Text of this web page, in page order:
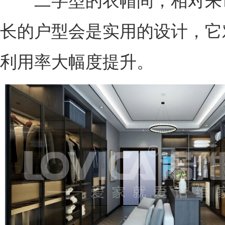
长的户型会是实用的设计，
利用率大幅度提升。